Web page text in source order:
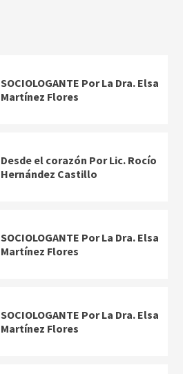
SOCIOLOGANTE Por La Dra. Elsa
Martínez Flores
Desde el corazón Por Lic. Rocío
Hernández Castillo
SOCIOLOGANTE Por La Dra. Elsa
Martínez Flores
SOCIOLOGANTE Por La Dra. Elsa
Martínez Flores